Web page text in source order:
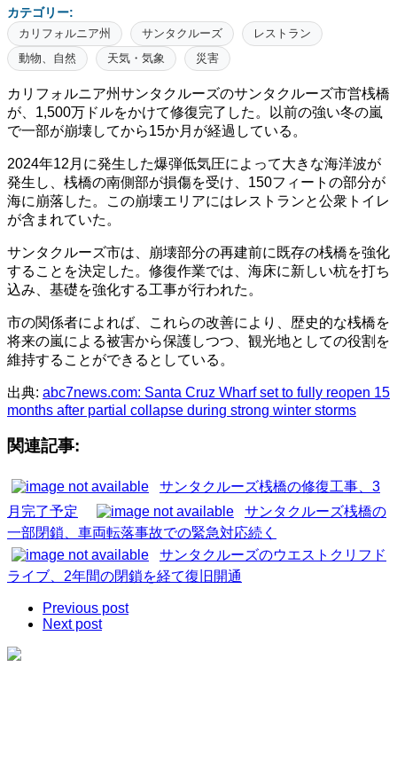
カテゴリー:
カリフォルニア州 サンタクルーズ
レストラン
動物、自然
天気・気象 災害
カリフォルニア州サンタクルーズのサンタクルーズ市営桟橋
が、1,500万ドルをかけて修復完了した。以前の強い冬の嵐
で一部が崩壊してから15か月が経過している。
2024年12月に発生した爆弾低気圧によって大きな海洋波が
発生し、桟橋の南側部が損傷を受け、150フィートの部分が
海に崩落した。この崩壊エリアにはレストランと公衆トイレ
が含まれていた。
サンタクルーズ市は、崩壊部分の再建前に既存の桟橋を強化
することを決定した。修復作業では、海床に新しい杭を打ち
込み、基礎を強化する工事が行われた。
市の関係者によれば、これらの改善により、歴史的な桟橋を
将来の嵐による被害から保護しつつ、観光地としての役割を
維持することができるとしている。
出典: abc7news.com: Santa Cruz Wharf set to fully reopen 15
months after partial collapse during strong winter storms
関連記事:
サンタクルーズ桟橋の修復工事、3
月完了予定
サンタクルーズ桟橋の
一部閉鎖、車両転落事故での緊急対応続く
サンタクルーズのウエストクリフド
ライブ、2年間の閉鎖を経て復旧開通
Previous post
Next post